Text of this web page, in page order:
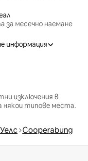
за месечно наемане
информация
изключения в
някои типове места.
Cooperabung